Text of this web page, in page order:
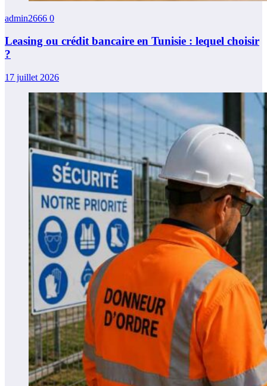
admin2666 0
Leasing ou crédit bancaire en Tunisie : lequel choisir
?
17 juillet 2026